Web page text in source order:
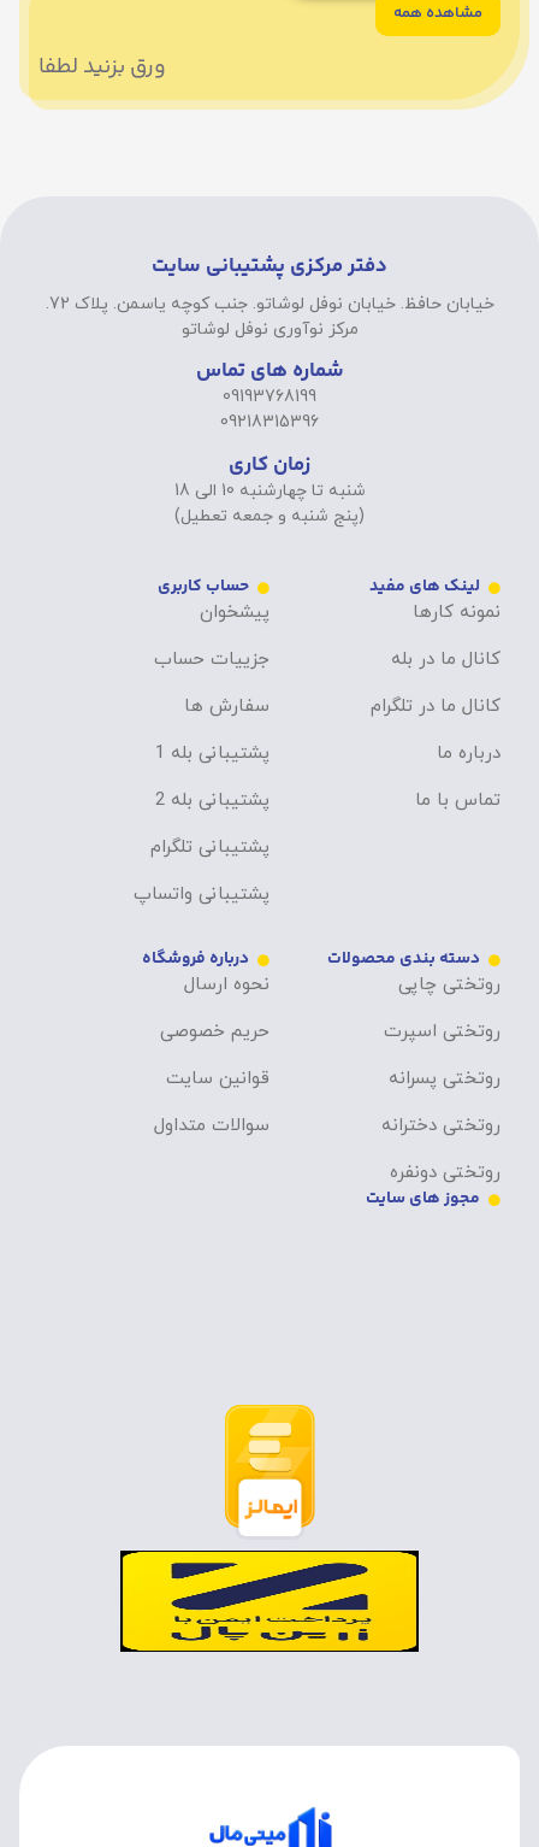
مشاهده همه
ورق بزنید لطفا
دفتر مرکزی پشتیبانی سایت
خیابان حافظ. خیابان نوفل لوشاتو. جنب کوچه یاسمن. پلاک 72.
مرکز نوآوری نوفل لوشاتو
شماره های تماس
09193768199
09218315396
زمان کاری
شنبه تا چهارشنبه 10 الی 18
(پنج شنبه و جمعه تعطیل)
لینک های مفید
نمونه کارها
کانال ما در بله
کانال ما در تلگرام
درباره ما
تماس با ما
حساب کاربری
پیشخوان
جزییات حساب
سفارش ها
پشتیبانی بله 1
پشتیبانی بله 2
پشتیبانی تلگرام
پشتیبانی واتساپ
دسته بندی محصولات
روتختی چاپی
روتختی اسپرت
روتختی پسرانه
روتختی دخترانه
روتختی دونفره
درباره فروشگاه
نحوه ارسال
حریم خصوصی
قوانین سایت
سوالات متداول
مجوز های سایت